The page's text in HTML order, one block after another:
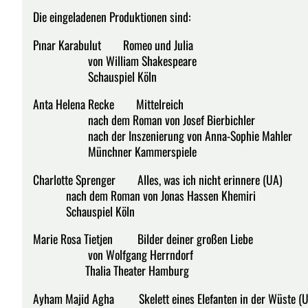
Die eingeladenen Produktionen sind:
Pınar Karabulut Romeo und Julia
von William Shakespeare
Schauspiel Köln
Anta Helena Recke Mittelreich
nach dem Roman von Josef Bierbichler
nach der Inszenierung von Anna-Sophie Mahler
Münchner Kammerspiele
Charlotte Sprenger Alles, was ich nicht erinnere (UA)
nach dem Roman von Jonas Hassen Khemiri
Schauspiel Köln
Marie Rosa Tietjen Bilder deiner großen Liebe
von Wolfgang Herrndorf
Thalia Theater Hamburg
Ayham Majid Agha Skelett eines Elefanten in der Wüste